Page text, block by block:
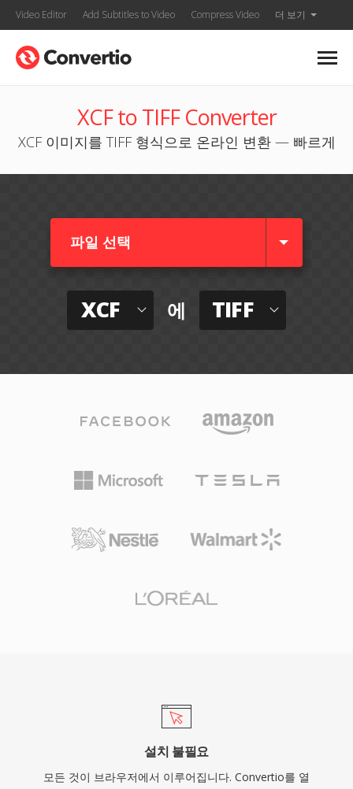
Video Editor Add Subtitles to Video Compress Video 더 보기
XCF to TIFF Converter
XCF 이미지를 TIFF 형식으로 온라인 변환 — 빠르게
파일 선택
XCF 에 TIFF
설치 불필요
모든 것이 브라우저에서 이루어집니다. Convertio를 열